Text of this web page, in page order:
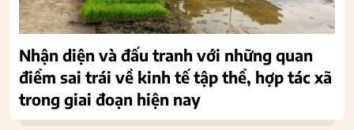
Nhận diện và đấu tranh với những quan
điểm sai trái về kinh tế tập thể, hợp tác xã
trong giai đoạn hiện nay